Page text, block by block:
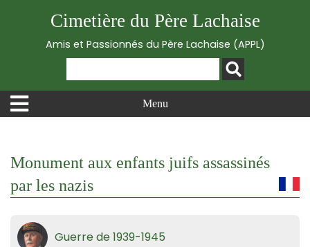
Cimetière du Père Lachaise
Amis et Passionnés du Père Lachaise (APPL)
Menu
Monument aux enfants juifs assassinés
par les nazis
Guerre de 1939-1945